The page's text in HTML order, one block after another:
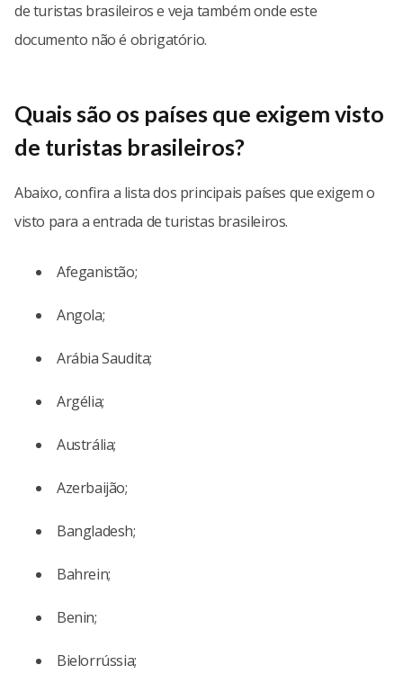
de turistas brasileiros e veja também onde este
documento não é obrigatório.
Quais são os países que exigem visto
de turistas brasileiros?
Abaixo, confira a lista dos principais países que exigem o
visto para a entrada de turistas brasileiros.
Afeganistão;
Angola;
Arábia Saudita;
Argélia;
Austrália;
Azerbaijão;
Bangladesh;
Bahrein;
Benin;
Bielorrússia;